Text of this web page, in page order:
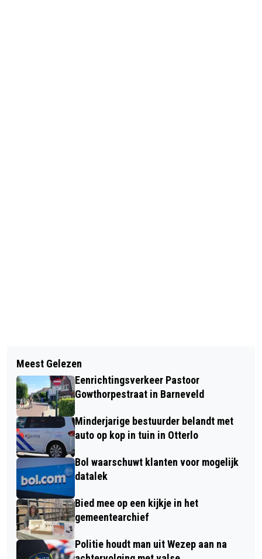
WEERONLINE: FEBRUARI WAS
ZACHTER DAN NORMAAL
SUBSIDIE VOOR EVENEMENTEN MET
MAATSCHAPPELIJKE WAARDE
Meest Gelezen
Eenrichtingsverkeer Pastoor
Gowthorpestraat in Barneveld
Minderjarige bestuurder belandt met
auto op kop in tuin in Otterlo
Bol waarschuwt klanten voor mogelijk
datalek
Bied mee op een kijkje in het
gemeentearchief
Politie houdt man uit Wezep aan na